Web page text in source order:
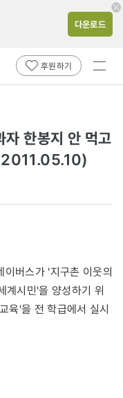
다운로드
후원하기
전체
한봉지 안 먹고
버스가 '지구촌 이웃의
계시민'을 양성하기 위
육'을 전 학급에서 실시